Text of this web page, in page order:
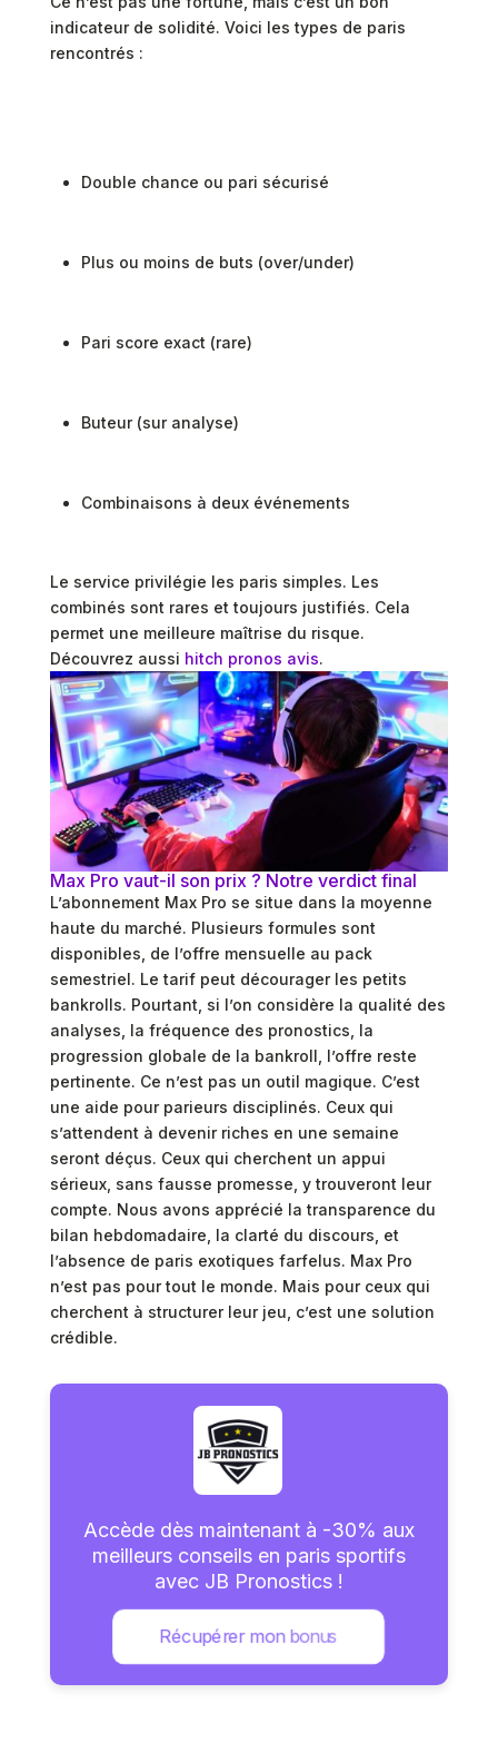
indicateur de solidité. Voici les types de paris
rencontrés :
Double chance ou pari sécurisé
Plus ou moins de buts (over/under)
Pari score exact (rare)
Buteur (sur analyse)
Combinaisons à deux événements
Le service privilégie les paris simples. Les
combinés sont rares et toujours justifiés. Cela
permet une meilleure maîtrise du risque.
Découvrez aussi hitch pronos avis.
Max Pro vaut-il son prix ? Notre verdict final
L’abonnement Max Pro se situe dans la moyenne
haute du marché. Plusieurs formules sont
disponibles, de l’offre mensuelle au pack
semestriel. Le tarif peut décourager les petits
bankrolls. Pourtant, si l’on considère la qualité des
analyses, la fréquence des pronostics, la
progression globale de la bankroll, l’offre reste
pertinente. Ce n’est pas un outil magique. C’est
une aide pour parieurs disciplinés. Ceux qui
s’attendent à devenir riches en une semaine
seront déçus. Ceux qui cherchent un appui
sérieux, sans fausse promesse, y trouveront leur
compte. Nous avons apprécié la transparence du
bilan hebdomadaire, la clarté du discours, et
l’absence de paris exotiques farfelus. Max Pro
n’est pas pour tout le monde. Mais pour ceux qui
cherchent à structurer leur jeu, c’est une solution
crédible.
Accède dès maintenant à -30% aux
meilleurs conseils en paris sportifs
avec JB Pronostics !
Récupérer mon bonus